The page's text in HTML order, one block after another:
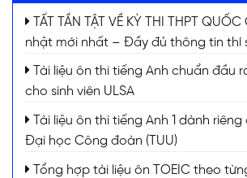
TẤT TẦN TẬT VỀ KỲ THI THPT
nhật mới nhất – Đầy đủ thông tin thí
Tài liệu ôn thi tiếng Anh chuẩn đầu
cho sinh viên ULSA
Tài liệu ôn thi tiếng Anh 1 dành riêng
Đại học Công đoàn (TUU)
Tổng hợp tài liệu ôn TOEIC theo